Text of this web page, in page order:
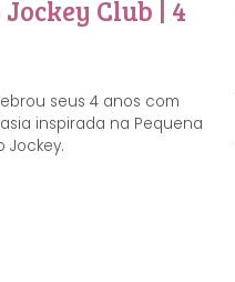
Club | 4
seus 4 anos com
inspirada na Pequena
Jockey.